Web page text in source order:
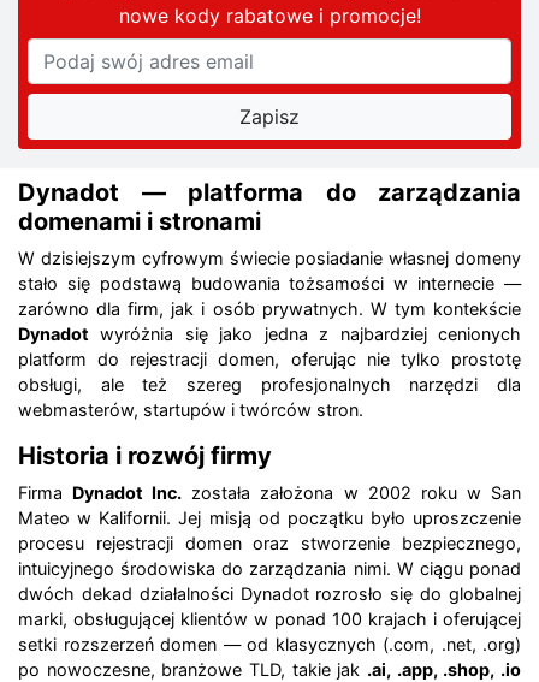
nowe kody rabatowei promocje!
Dynadot — platforma do zarządzania
domenami i stronami
W dzisiejszym cyfrowym świecie posiadanie własnej domeny
stało się podstawą budowania tożsamości w internecie —
zarówno dla firm, jak i osób prywatnych. W tym kontekście
Dynadot wyróżnia się jako jedna z najbardziej cenionych
platform do rejestracji domen, oferując nie tylko prostotę
obsługi, ale też szereg profesjonalnych narzędzi dla
webmasterów, startupów i twórców stron.
Historia i rozwój firmy
Firma Dynadot Inc. została założona w 2002 roku w San
Mateo w Kalifornii. Jej misją od początku było uproszczenie
procesu rejestracji domen oraz stworzenie bezpiecznego,
intuicyjnego środowiska do zarządzania nimi. W ciągu ponad
dwóch dekad działalności Dynadot rozrosło się do globalnej
marki, obsługującej klientów w ponad 100 krajach i oferującej
setki rozszerzeń domen — od klasycznych (.com, .net, .org)
po nowoczesne, branżowe TLD, takie jak .ai, .app, .shop, .io